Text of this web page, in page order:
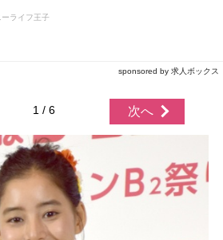
ライフ王子
sponsored by 求人ボックス
1 / 6 次へ